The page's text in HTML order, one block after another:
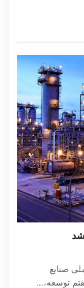
صنایع
توسعه،...